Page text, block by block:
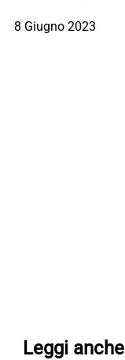
8 Giugno 2023
Leggi anche